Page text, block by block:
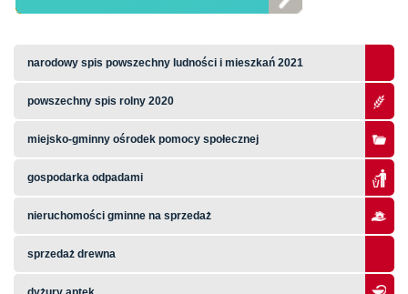
narodowy spis powszechny ludności i mieszkań 2021
powszechny spis rolny 2020
miejsko-gminny ośrodek pomocy społecznej
gospodarka odpadami
nieruchomości gminne na sprzedaż
sprzedaż drewna